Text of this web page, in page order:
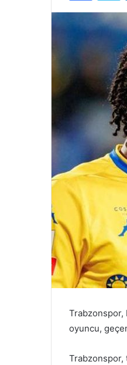
Trabzonspor,
oyuncu,
Trabzonspor,